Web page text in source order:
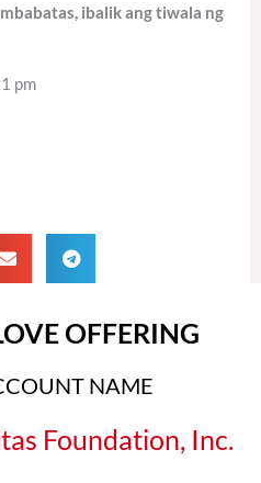
ibalik ang tiwala ng
pm
OFFERING
NAME
Foundation, Inc.